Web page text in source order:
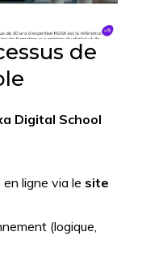
de
Digital School
en ligne via le site
(logique,